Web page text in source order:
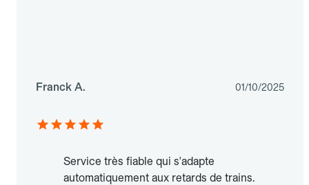
Franck A. 01/10/2025
Service très fiable qui s'adapte
automatiquement aux retards de trains.